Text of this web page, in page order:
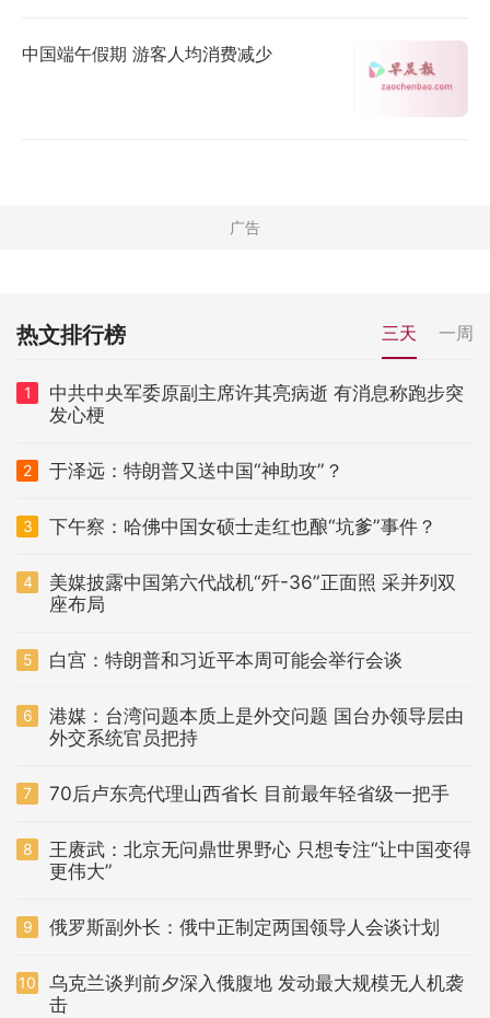
中国端午假期 游客人均消费减少
热文排行榜 三天 一周
1
中共中央军委原副主席许其亮病逝 有消息称跑步突
发心梗
2 于泽远：特朗普又送中国“神助攻”？
3 下午察：哈佛中国女硕士走红也酿“坑爹”事件？
4
美媒披露中国第六代战机“歼-36”正面照 采并列双
座布局
5 白宫：特朗普和习近平本周可能会举行会谈
6
港媒：台湾问题本质上是外交问题 国台办领导层由
外交系统官员把持
7 70后卢东亮代理山西省长 目前最年轻省级一把手
8
王赓武：北京无问鼎世界野心 只想专注“让中国变得
更伟大”
9 俄罗斯副外长：俄中正制定两国领导人会谈计划
10
乌克兰谈判前夕深入俄腹地 发动最大规模无人机袭
击